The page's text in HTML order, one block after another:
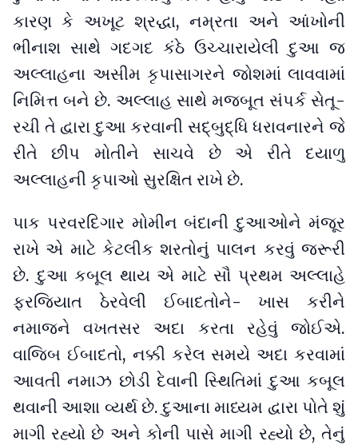
કારણ કે અખૂટ શ્રદ્ધા, નમ્રતા અને આંખોની
ભીનાશ સાથે ગદગદ કંઠે ઉચ્ચારાયેલી દુઆ જ
અલ્લાહના અસીમ કૃપાસાગરને જોશમાં લાવવામાં
નિમિત્ત બને છે. અલ્લાહ સાથે મજબૂત સંપર્ક સેતૂ-
રચી તે દ્વારા દુઆ કરવાની સદ્બુદ્ધિ ધરાવનારને જે
રીતે છીપ મોતીને સાચવે છે એ રીતે દયાળુ
અલ્લાહની કૃપાઓ સુરક્ષિત રાખે છે.
પાક પરવરદિગાર મોમીન બંદાની દુઆઓને મંજૂર
રાખે એ માટે કેટલીક શરતોનું પાલન કરવું જરૂરી
છે. દુઆ કબૂલ થાય એ માટે સૌ પ્રથમ અલ્લાહે
ફરજિયાત ઠેરવેલી ઈબાદતોને- ખાસ કરીને
નમાજને વખતસર અદા કરતા રહેવું જોઈએ.
વાજિબ ઈબાદતો, નક્કી કરેલ સમયે અદા કરવામાં
આવતી નમાઝ છોડી દેવાની સ્થિતિમાં દુઆ કબૂલ
થવાની આશા વ્યર્થ છે. દુઆના માધ્યમ દ્વારા પોતે શું
માગી રહ્યો છે અને કોની પાસે માગી રહ્યો છે, તેનું